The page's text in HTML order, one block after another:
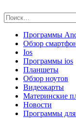
to
content
Найти:
Программы
Обзор
Ios
Программы ios
Планшеты
Обзор ноутов
Видеокарты
Материнские
Новости
Программы